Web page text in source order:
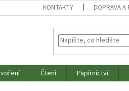
KONTAKTY DOPRAVA A
Čtení Papírnictví